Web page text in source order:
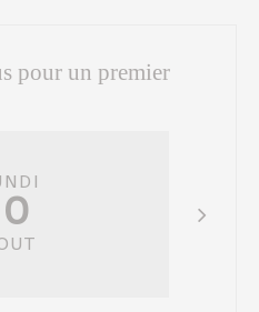
pour un premier